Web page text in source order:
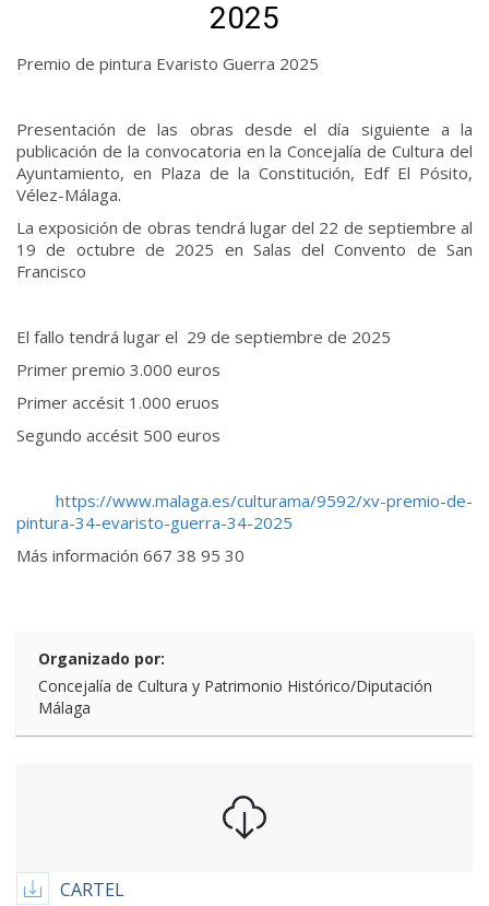
2025
Premio de pintura Evaristo Guerra 2025
Presentación de las obras desde el día siguiente a la
publicación de la convocatoria en la Concejalía de Cultura del
Ayuntamiento, en Plaza de la Constitución, Edf El Pósito,
Vélez-Málaga.
La exposición de obras tendrá lugar del 22 de septiembre al
19 de octubre de 2025 en Salas del Convento de San
Francisco
El fallo tendrá lugar el 29 de septiembre de 2025
Primer premio 3.000 euros
Primer accésit 1.000 eruos
Segundo accésit 500 euros
https://www.malaga.es/culturama/9592/xv-premio-de-
pintura-34-evaristo-guerra-34-2025
Más información 667 38 95 30
Organizado por:
Concejalía de Cultura y Patrimonio Histórico/Diputación
Málaga
CARTEL